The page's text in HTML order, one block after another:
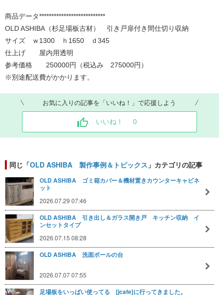
商品データ***************************
OLD ASHIBA（杉足場板古材） 引き戸扉付き間仕切り収納
サイズ ｗ1300 ｈ1650 ｄ345
仕上げ 屋内用透明
参考価格 250000円（税込み 275000円）
※別途配送費がかかります。
お気に入りの記事を「いいね！」で応援しよう
いいね！ 0
同じ「OLD ASHIBA 製作事例＆トピックス 」カテゴリの記事
OLD ASHIBA ゴミ箱カバー＆機材置きカウンターキャビネ
ット
2026.07.29 07:46
OLD ASHIBA 引き出し＆ガラス開き戸 キッチン収納 イ
ンセットタイプ
2026.07.15 08:28
OLD ASHIBA 洗面ボールの台
2026.07.07 07:55
足場板をいっぱい使ってる [jcafe]に行ってきました。